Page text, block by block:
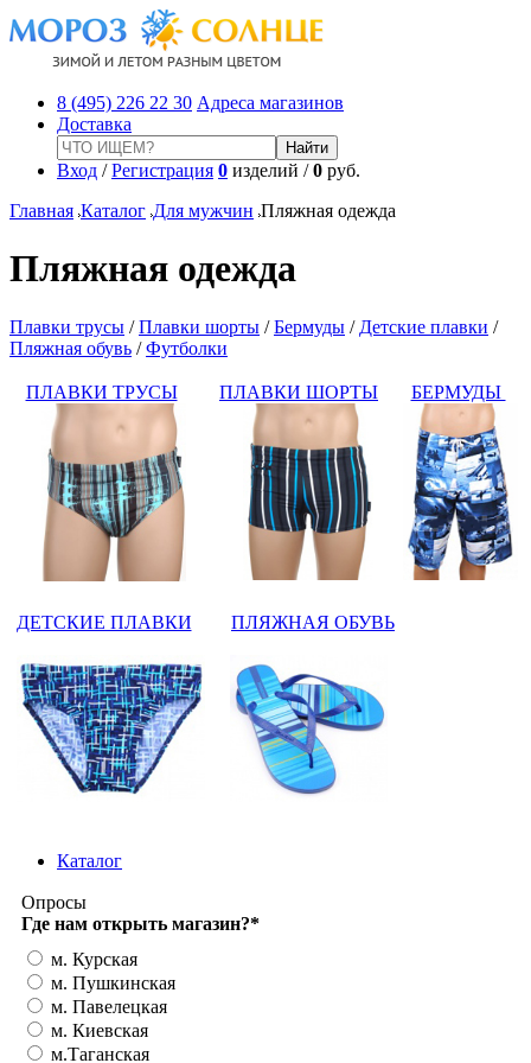
8 (495) 226 22 30 Адреса магазинов
Доставка
Вход /Регистрация 0 изделий /0 руб.
Главная Каталог Для мужчин Пляжная одежда
Пляжная одежда
Плавки трусы / Плавки шорты / Бермуды / Детские плавки /
Пляжная обувь / Футболки
ПЛАВКИ ТРУСЫ ПЛАВКИ ШОРТЫ БЕРМУДЫ
ДЕТСКИЕ ПЛАВКИ ПЛЯЖНАЯ ОБУВЬ
Каталог
Опросы
Где нам открыть магазин?*
м. Курская
м. Пушкинская
м. Павелецкая
м. Киевская
м.Таганская